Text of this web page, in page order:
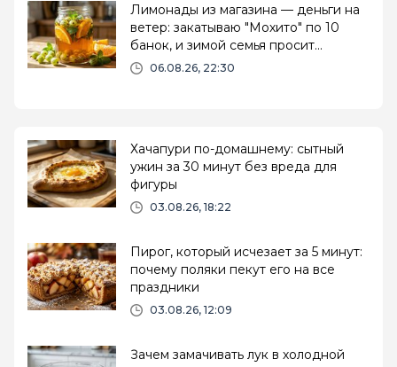
Лимонады из магазина — деньги на
ветер: закатываю "Мохито" по 10
банок, и зимой семья просит
добавки
06.08.26, 22:30
Хачапури по-домашнему: сытный
ужин за 30 минут без вреда для
фигуры
03.08.26, 18:22
Пирог, который исчезает за 5 минут:
почему поляки пекут его на все
праздники
03.08.26, 12:09
Зачем замачивать лук в холодной